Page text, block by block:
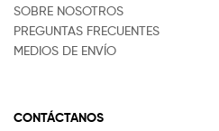
SOBRE NOSOTROS
PREGUNTAS FRECUENTES
MEDIOS DE ENVÍO
CONTÁCTANOS